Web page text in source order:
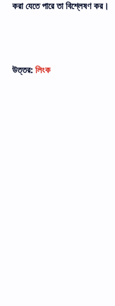
করা যেতে পারে তা বিশ্লেষণ কর।
উত্তর: লিংক